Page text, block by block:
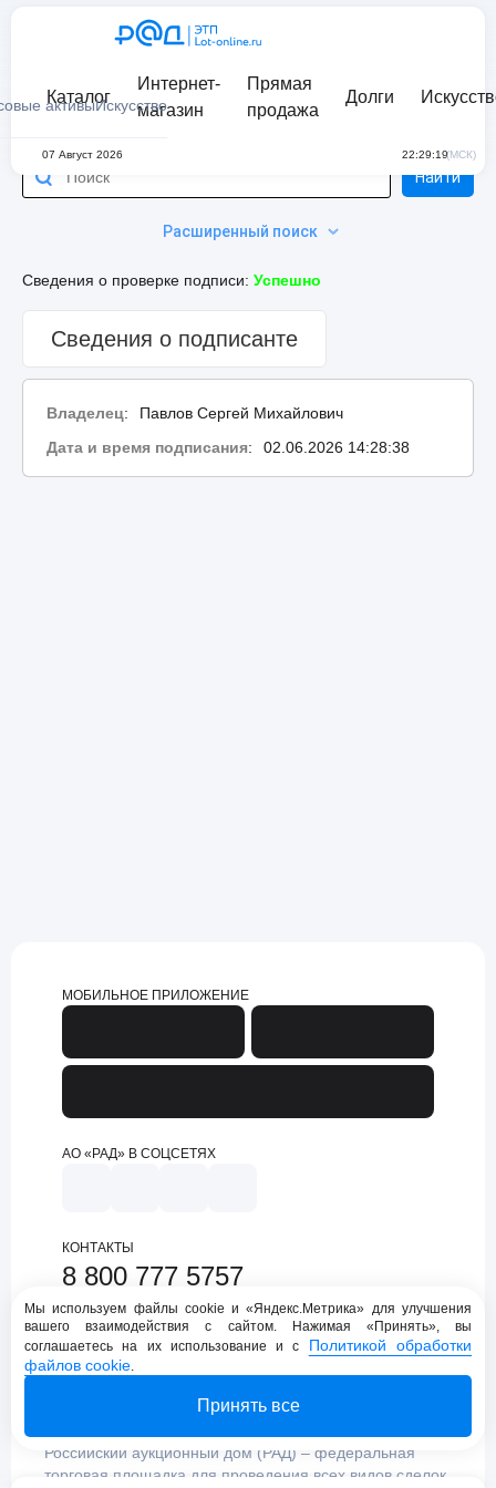
активыИскусство
Каталог
Интернет-
магазин
Прямая
продажа
Долги
07 Август 2026 22:29:19(МСК)
Расширенный поиск
Найти
Сведения о проверке подписи: Успешно
Сведения о подписанте
Владелец:
Павлов Сергей Михайлович
Дата и время подписания: 02.06.2026 14:28:38
МОБИЛЬНОЕ ПРИЛОЖЕНИЕ
АО «РАД» В СОЦСЕТЯХ
КОНТАКТЫ
8 800 777 5757
support@lot-online.ru
Техническая поддержка
Российский аукционный дом (РАД) – федеральная
торговая площадка для проведения всех видов сделок
Мы используем файлы cookie и «Яндекс.Метрика» для улучшения
вашего взаимодействия с сайтом. Нажимая «Принять», вы
соглашаетесь на их использование и с Политикой обработки
файлов cookie.
Принять все